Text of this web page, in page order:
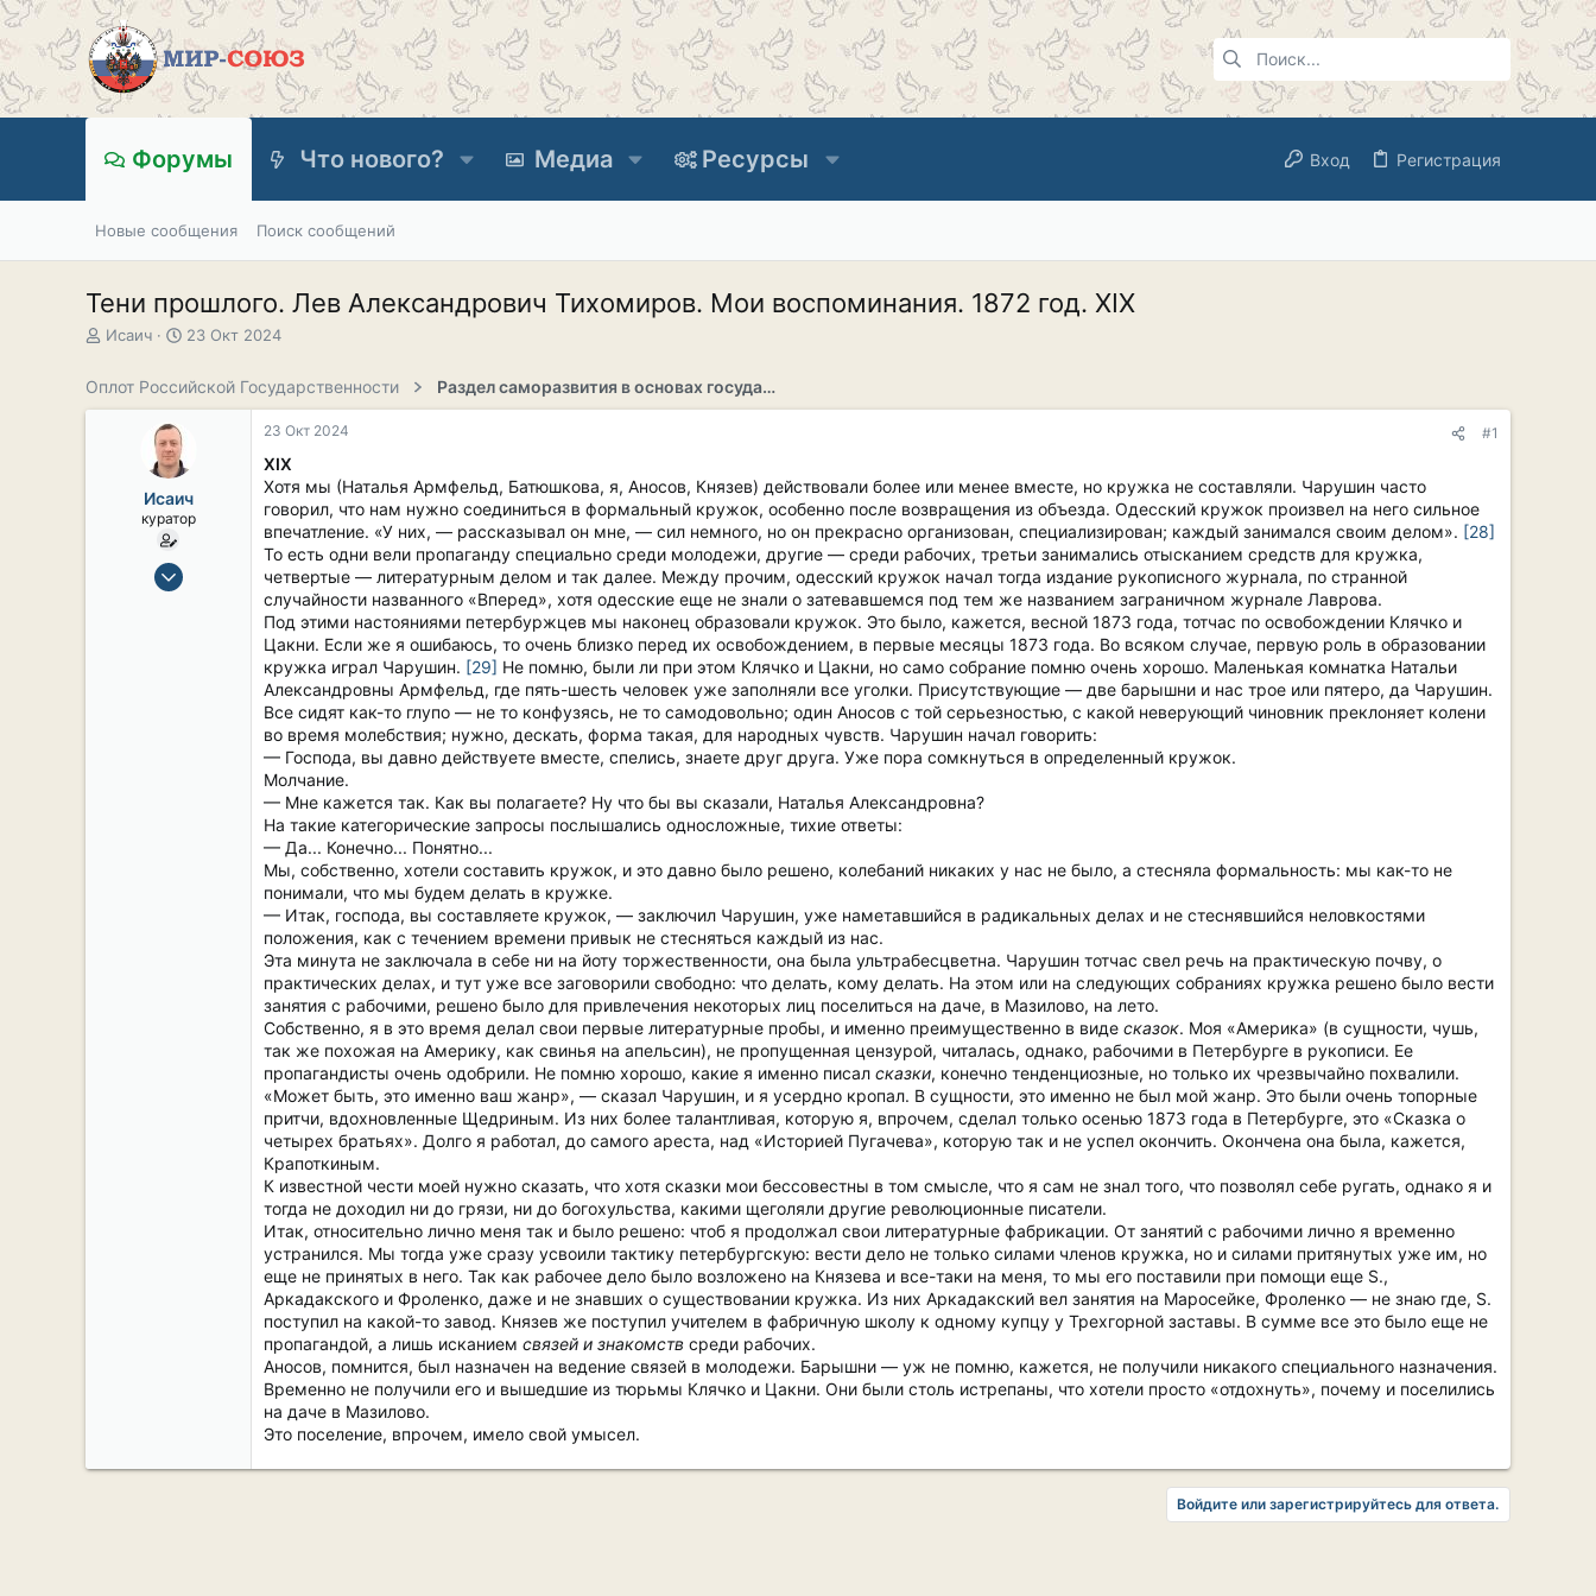
Форумы Что нового? Медиа Ресурсы Вход Регистрация
Новые сообщения Поиск сообщений
Тени прошлого. Лев Александрович Тихомиров. Мои воспоминания. 1872 год. XIX
А
о
Исаич
Д
а
л
а
23 Окт 2024
Оплот Российской Государственности Раздел саморазвития в основах государственности
Исаич
куратор
15 Сен 2019
23 Окт 2024 #1
XIX
Хотя мы (Наталья Армфельд, Батюшкова, я, Аносов, Князев) действовали более или менее вместе, но кружка не составляли. Чарушин часто
говорил, что нам нужно соединиться в формальный кружок, особенно после возвращения из объезда. Одесский кружок произвел на него сильное
впечатление. «У них, — рассказывал он мне, — сил немного, но он прекрасно организован, специализирован; каждый занимался своим делом». [28]
То есть одни вели пропаганду специально среди молодежи, другие — среди рабочих, третьи занимались отысканием средств для кружка,
четвертые — литературным делом и так далее. Между прочим, одесский кружок начал тогда издание рукописного журнала, по странной
случайности названного «Вперед», хотя одесские еще не знали о затевавшемся под тем же названием заграничном журнале Лаврова.
Под этими настояниями петербуржцев мы наконец образовали кружок. Это было, кажется, весной 1873 года, тотчас по освобождении Клячко и
Цакни. Если же я ошибаюсь, то очень близко перед их освобождением, в первые месяцы 1873 года. Во всяком случае, первую роль в образовании
кружка играл Чарушин. [29] Не помню, были ли при этом Клячко и Цакни, но само собрание помню очень хорошо. Маленькая комнатка Натальи
Александровны Армфельд, где пять-шесть человек уже заполняли все уголки. Присутствующие — две барышни и нас трое или пятеро, да Чарушин.
Все сидят как-то глупо — не то конфузясь, не то самодовольно; один Аносов с той серьезностью, с какой неверующий чиновник преклоняет колени
во время молебствия; нужно, дескать, форма такая, для народных чувств. Чарушин начал говорить:
— Господа, вы давно действуете вместе, спелись, знаете друг друга. Уже пора сомкнуться в определенный кружок.
Молчание.
— Мне кажется так. Как вы полагаете? Ну что бы вы сказали, Наталья Александровна?
На такие категорические запросы послышались односложные, тихие ответы:
— Да... Конечно... Понятно...
Мы, собственно, хотели составить кружок, и это давно было решено, колебаний никаких у нас не было, а стесняла формальность: мы как-то не
понимали, что мы будем делать в кружке.
— Итак, господа, вы составляете кружок, — заключил Чарушин, уже наметавшийся в радикальных делах и не стеснявшийся неловкостями
положения, как с течением времени привык не стесняться каждый из нас.
Эта минута не заключала в себе ни на йоту торжественности, она была ультрабесцветна. Чарушин тотчас свел речь на практическую почву, о
практических делах, и тут уже все заговорили свободно: что делать, кому делать. На этом или на следующих собраниях кружка решено было вести
занятия с рабочими, решено было для привлечения некоторых лиц поселиться на даче, в Мазилово, на лето.
Собственно, я в это время делал свои первые литературные пробы, и именно преимущественно в виде сказок. Моя «Америка» (в сущности, чушь,
так же похожая на Америку, как свинья на апельсин), не пропущенная цензурой, читалась, однако, рабочими в Петербурге в рукописи. Ее
пропагандисты очень одобрили. Не помню хорошо, какие я именно писал сказки, конечно тенденциозные, но только их чрезвычайно похвалили.
«Может быть, это именно ваш жанр», — сказал Чарушин, и я усердно кропал. В сущности, это именно не был мой жанр. Это были очень топорные
притчи, вдохновленные Щедриным. Из них более талантливая, которую я, впрочем, сделал только осенью 1873 года в Петербурге, это «Сказка о
четырех братьях». Долго я работал, до самого ареста, над «Историей Пугачева», которую так и не успел окончить. Окончена она была, кажется,
Крапоткиным.
К известной чести моей нужно сказать, что хотя сказки мои бессовестны в том смысле, что я сам не знал того, что позволял себе ругать, однако я и
тогда не доходил ни до грязи, ни до богохульства, какими щеголяли другие революционные писатели.
Итак, относительно лично меня так и было решено: чтоб я продолжал свои литературные фабрикации. От занятий с рабочими лично я временно
устранился. Мы тогда уже сразу усвоили тактику петербургскую: вести дело не только силами членов кружка, но и силами притянутых уже им, но
еще не принятых в него. Так как рабочее дело было возложено на Князева и все-таки на меня, то мы его поставили при помощи еще S.,
Аркадакского и Фроленко, даже и не знавших о существовании кружка. Из них Аркадакский вел занятия на Маросейке, Фроленко — не знаю где, S.
поступил на какой-то завод. Князев же поступил учителем в фабричную школу к одному купцу у Трехгорной заставы. В сумме все это было еще не
пропагандой, а лишь исканием связей и знакомств среди рабочих.
Аносов, помнится, был назначен на ведение связей в молодежи. Барышни — уж не помню, кажется, не получили никакого специального назначения.
Временно не получили его и вышедшие из тюрьмы Клячко и Цакни. Они были столь истрепаны, что хотели просто «отдохнуть», почему и поселились
на даче в Мазилово.
Это поселение, впрочем, имело свой умысел.
Войдите или зарегистрируйтесь для ответа.